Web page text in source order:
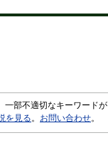
一部不適切なキーワードが
を見る 。 お問い合わせ。